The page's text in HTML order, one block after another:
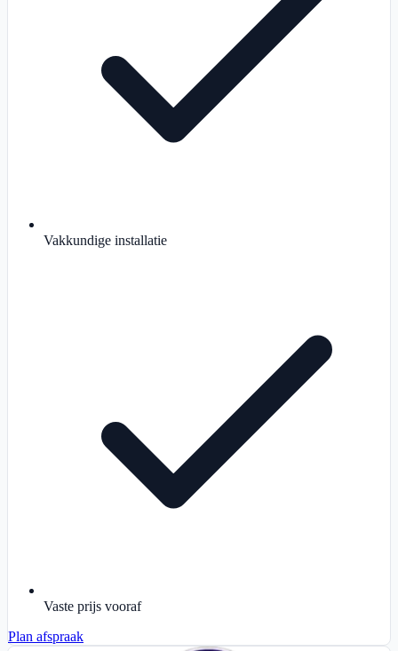
Vakkundige installatie
Vaste prijs vooraf
Plan afspraak